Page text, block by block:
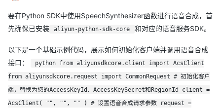
要在Python SDK中使用SpeechSynthesizer函数进行语音合成，首
先确保已安装
aliyun-python-sdk-core 和对应的语音服务SDK。
以下是一个基础示例代码，展示如何初始化客户端并调用语音合成
接口：
python from aliyunsdkcore.client import AcsClient
from aliyunsdkcore.request import CommonRequest # 初始化客户
端，替换为您的AccessKeyId、AccessKeySecret和RegionId client =
AcsClient( "", "", "" ) # 设置语音合成请求参数 request =